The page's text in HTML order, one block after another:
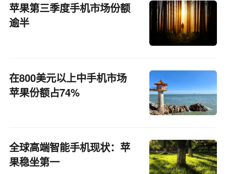
苹果第三季度手机市场份额
逾半
在800美元以上中手机市场
苹果份额占74%
全球高端智能手机现状：苹
果稳坐第一